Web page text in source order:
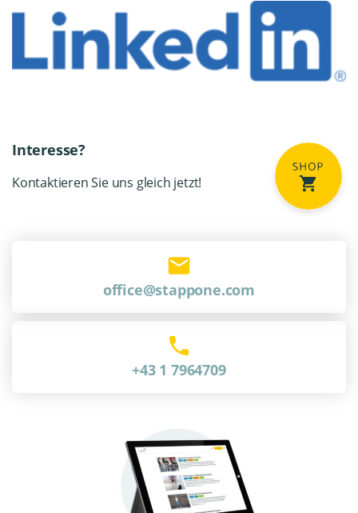
Interesse?
Kontaktieren Sie uns gleich jetzt!
office@stappone.com
+43 1 7964709